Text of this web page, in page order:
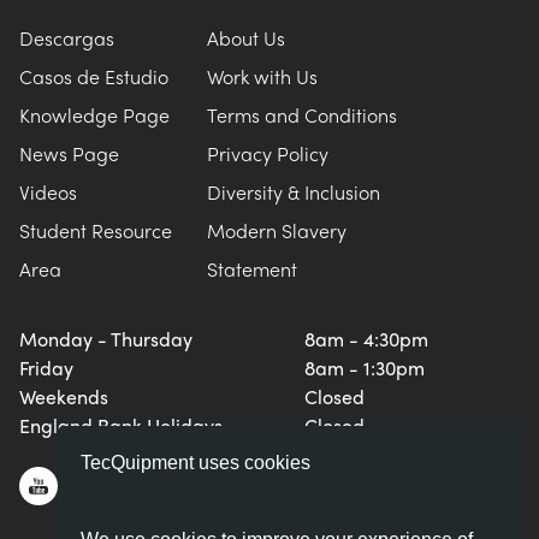
TecQuipment uses cookies
SISTEMAS DE ENERGÍA ELÉCTRICA
CIENCIAS DE INGENIERÍA
MOTORES
CONTROL AMBIENTAL
MECÁNICA DE FLUIDOS
PRUEBAS DE MATERIALES Y PROPIEDADES
QUÍMICA Y FARMACÉUTICA
CIVIL
CONSTRUCCIÓN
DEFENSA
BEBIDAS Y ALIMENTOS
METALES
NEWS
VIDEOS
STUDENT RESOURCE AREA
MY QUOTE
Monday - Thursday
Friday
Weekends
England Bank Holidays
8am - 4:30pm
8am - 1:30pm
Closed
Closed
Descargas
Casos de Estudio
Knowledge Page
News Page
Videos
Student Resource
Area
About Us
Work with Us
Terms and Conditions
Privacy Policy
Diversity & Inclusion
Modern Slavery
Statement